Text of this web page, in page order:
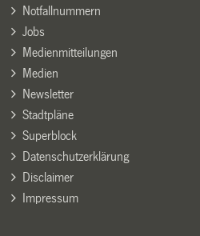
Notfallnummern
Jobs
Medienmitteilungen
Medien
Newsletter
Stadtpläne
Superblock
Datenschutzerklärung
Disclaimer
Impressum